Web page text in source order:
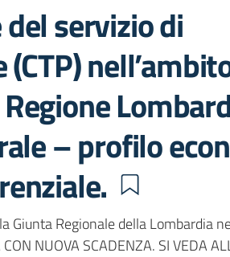
servizio di
– profilo
Giunta Regionale della Lombardia
NUOVA SCADENZA. SI VEDA